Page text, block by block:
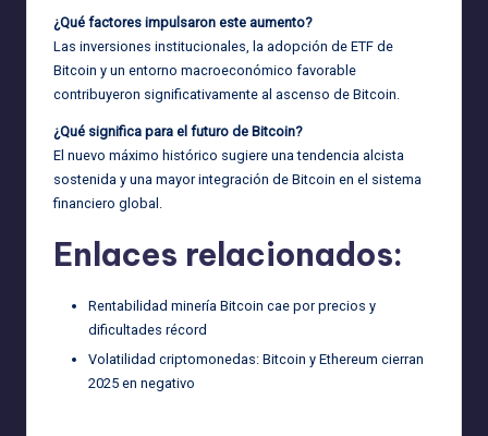
¿Qué factores impulsaron este aumento?
Las inversiones institucionales, la adopción de ETF de
Bitcoin y un entorno macroeconómico favorable
contribuyeron significativamente al ascenso de Bitcoin.
¿Qué significa para el futuro de Bitcoin?
El nuevo máximo histórico sugiere una tendencia alcista
sostenida y una mayor integración de Bitcoin en el sistema
financiero global.
Enlaces relacionados:
Rentabilidad minería Bitcoin cae por precios y
dificultades récord
Volatilidad criptomonedas: Bitcoin y Ethereum cierran
2025 en negativo